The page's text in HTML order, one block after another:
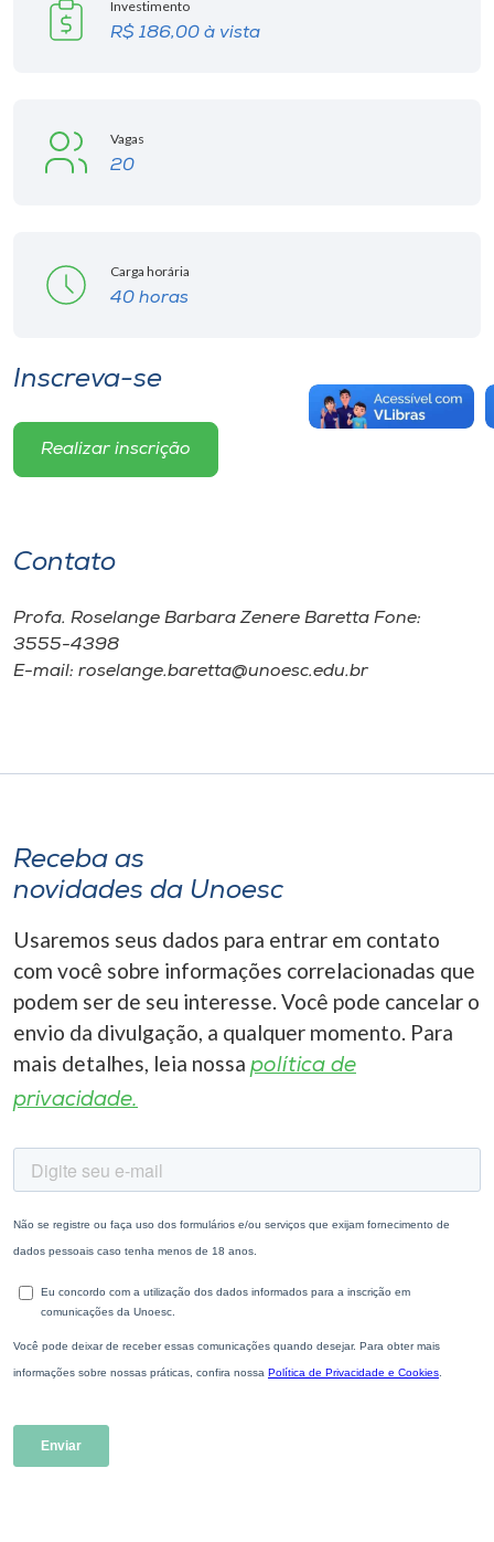
Investimento
R$ 186,00 à vista
Vagas
20
Carga horária
40 horas
Inscreva-se
Realizar inscrição
Contato
Profa. Roselange Barbara Zenere Baretta Fone:
3555-4398
E-mail: roselange.baretta@unoesc.edu.br
Receba as
novidades da Unoesc
Usaremos seus dados para entrar em contato
com você sobre informações correlacionadas que
podem ser de seu interesse. Você pode cancelar o
envio da divulgação, a qualquer momento. Para
mais detalhes, leia nossa política de
privacidade.